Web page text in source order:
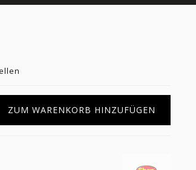
ZUM WARENKORB HINZUFÜGEN